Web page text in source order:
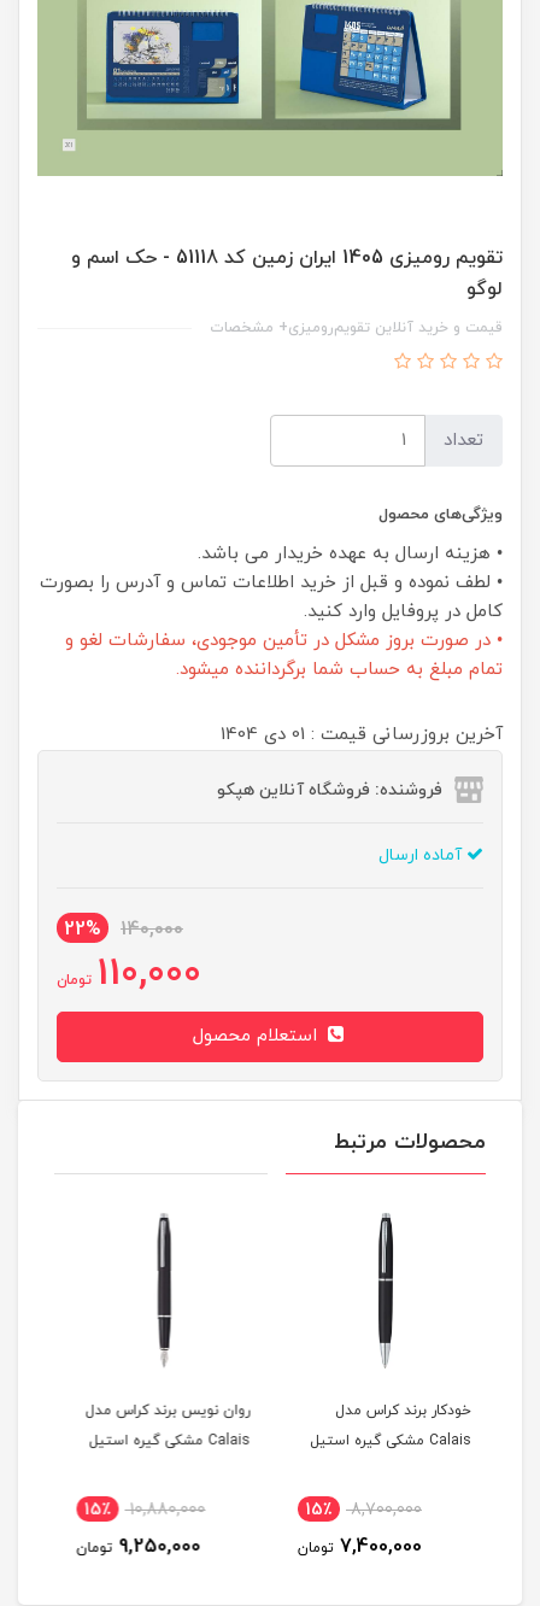
تقویم رومیزی 1405 ایران زمین کد 51118 - حک اسم و
لوگو
قیمت و خرید آنلاین تقویم‌رومیزی+ مشخصات
تعداد
ویژگی‌های محصول
• هزینه ارسال به عهده خریدار می باشد.
• لطف نموده و قبل از خرید اطلاعات تماس و آدرس را بصورت
کامل در پروفایل وارد کنید.
• در صورت بروز مشکل در تأمین موجودی، سفارشات لغو و
تمام مبلغ به حساب شما برگرداننده میشود.
آخرین بروزرسانی قیمت : 01 دی 1404
فروشنده: فروشگاه آنلاین هپکو
آماده ارسال
140,000
22%
110,000 تومان
محصولات مرتبط
روان نویس برند کراس مدل
Calais مشکی گیره استیل
10,880,000 15٪
9,250,000 تومان
خودکار روان‌روانویس
خودنویس کراس Cross
18,850,000 15٪
16,030,000 تومان